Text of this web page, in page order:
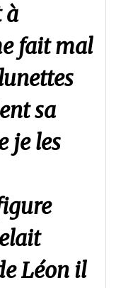
à
fait mal
sa
je les
Léon il